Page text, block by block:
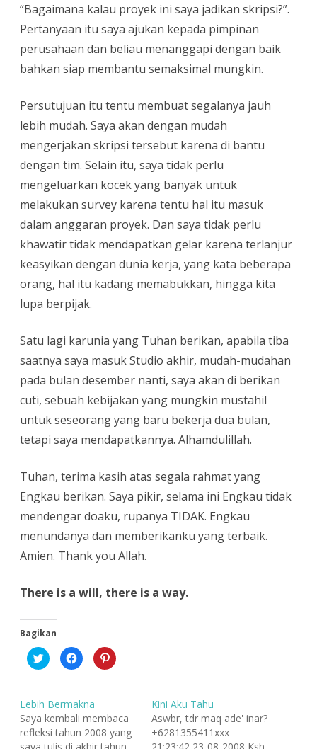
“Bagaimana kalau proyek ini saya jadikan skripsi?”.
Pertanyaan itu saya ajukan kepada pimpinan
perusahaan dan beliau menanggapi dengan baik
bahkan siap membantu semaksimal mungkin.
Persutujuan itu tentu membuat segalanya jauh
lebih mudah. Saya akan dengan mudah
mengerjakan skripsi tersebut karena di bantu
dengan tim. Selain itu, saya tidak perlu
mengeluarkan kocek yang banyak untuk
melakukan survey karena tentu hal itu masuk
dalam anggaran proyek. Dan saya tidak perlu
khawatir tidak mendapatkan gelar karena terlanjur
keasyikan dengan dunia kerja, yang kata beberapa
orang, hal itu kadang memabukkan, hingga kita
lupa berpijak.
Satu lagi karunia yang Tuhan berikan, apabila tiba
saatnya saya masuk Studio akhir, mudah-mudahan
pada bulan desember nanti, saya akan di berikan
cuti, sebuah kebijakan yang mungkin mustahil
untuk seseorang yang baru bekerja dua bulan,
tetapi saya mendapatkannya. Alhamdulillah.
Tuhan, terima kasih atas segala rahmat yang
Engkau berikan. Saya pikir, selama ini Engkau tidak
mendengar doaku, rupanya TIDAK. Engkau
menundanya dan memberikanku yang terbaik.
Amien. Thank you Allah.
There is a will, there is a way.
Bagikan
K
l
n
u
k
b
e
K
l
n
t
u
k
m
e
K
l
u
k
b
e
Lebih Bermakna
Saya kembali membaca
refleksi tahun 2008 yang
Kini Aku Tahu
Aswbr, tdr maq ade' inar?
+6281355411xxx